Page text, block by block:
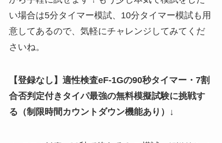
い場合は5分タイマー模試、10分タイマー模試も用
意してあるので、気軽にチャレンジしてみてくだ
さいね。
【登録なし】適性検査eF-1Gの90秒タイマー・7割
合否判定付きタイパ最強の無料模擬試験に挑戦す
る（制限時間カウントダウン機能あり）↓